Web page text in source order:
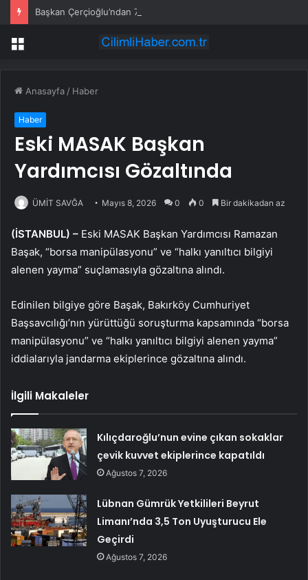
Menü
Anasayfa / Haber
Haber
Eski MASAK Başkan
Yardımcısı Gözaltında
ÜMİT SAVĞA Mayıs 8, 2026 0 0 Bir dakikadan az
(İSTANBUL) – Eski MASAK Başkan Yardımcısı Ramazan
Başak, “borsa manipülasyonu” ve “halkı yanıltıcı bilgiyi
alenen yayma” suçlamasıyla gözaltına alındı.
Edinilen bilgiye göre Başak, Bakırköy Cumhuriyet
Başsavcılığı’nın yürüttüğü soruşturma kapsamında “borsa
manipülasyonu” ve “halkı yanıltıcı bilgiyi alenen yayma”
iddialarıyla jandarma ekiplerince gözaltına alındı.
İlgili Makaleler
Kılıçdaroğlu’nun evine çıkan sokaklar
çevik kuvvet ekiplerince kapatıldı
Ağustos 7, 2026
Lübnan Gümrük Yetkilileri Beyrut
Limanı’nda 3,5 Ton Uyuşturucu Ele
Geçirdi
Ağustos 7, 2026